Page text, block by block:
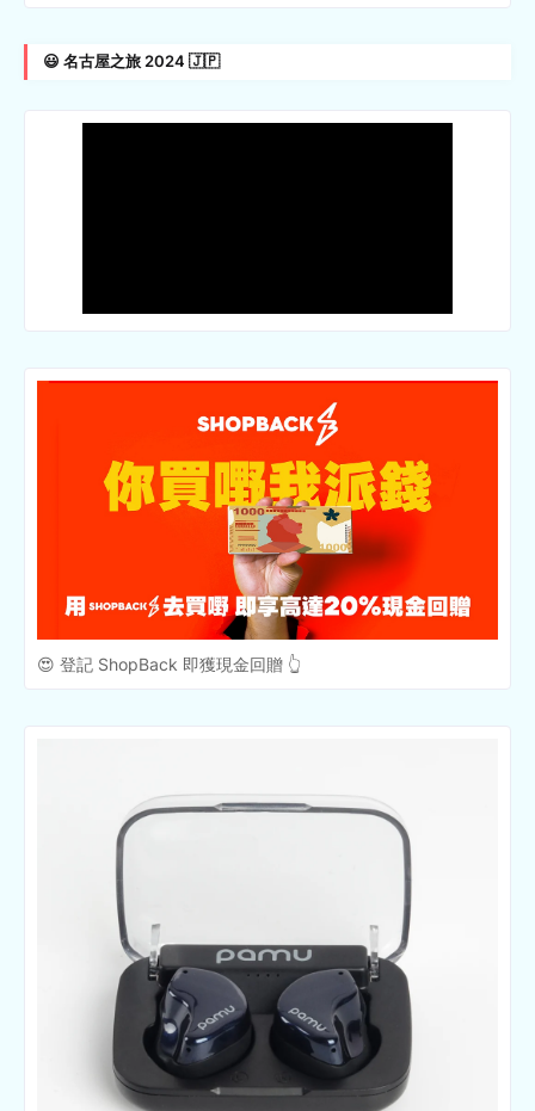
😃 名古屋之旅 2024 🇯🇵
😍 登記 ShopBack 即獲現金回贈 👆